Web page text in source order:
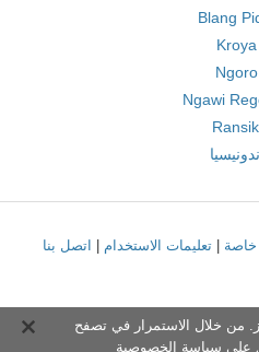
Blang
Kroya
Ngoro
Ngawi
تعليمات الاستخدام اتصل بنا
من خلال الاستمرار في تصفح
على سياسة الخصوصية